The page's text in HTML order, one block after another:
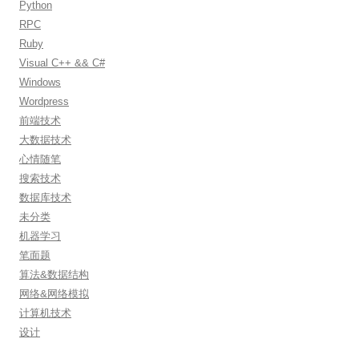
Python
RPC
Ruby
Visual C++ && C#
Windows
Wordpress
前端技术
大数据技术
心情随笔
搜索技术
数据库技术
未分类
机器学习
笔面题
算法&数据结构
网络&网络模拟
计算机技术
设计